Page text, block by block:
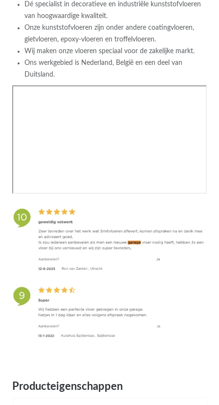
Dé specialist in decoratieve en industriële kunststofvloeren
van hoogwaardige kwaliteit.
Onze kunststofvloeren zijn onder andere coatingvloeren,
gietvloeren, epoxy-vloeren en troffelvloeren.
Wij maken onze vloeren speciaal voor de zakelijke markt.
Ons werkgebied is Nederland, België en een deel van
Duitsland.
Producteigenschappen